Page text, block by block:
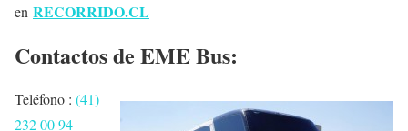
en RECORRIDO.CL
Contactos de EME Bus:
Teléfono : (41)
232 00 94